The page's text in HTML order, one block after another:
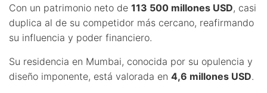
Con un patrimonio neto de 113 500 millones USD, casi
duplica al de su competidor más cercano, reafirmando
su influencia y poder financiero.
Su residencia en Mumbai, conocida por su opulencia y
diseño imponente, está valorada en 4,6 millones USD.